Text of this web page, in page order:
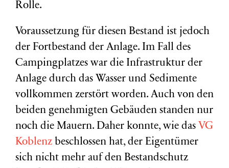
Rolle.
Voraussetzung für diesen Bestand ist jedoch
der Fortbestand der Anlage. Im Fall des
Campingplatzes war die Infrastruktur der
Anlage durch das Wasser und Sedimente
vollkommen zerstört worden. Auch von den
beiden genehmigten Gebäuden standen nur
noch die Mauern. Daher konnte, wie das VG
Koblenz beschlossen hat, der Eigentümer
sich nicht mehr auf den Bestandschutz